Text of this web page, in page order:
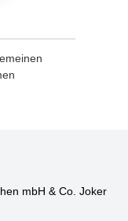
mbH & Co. Joker